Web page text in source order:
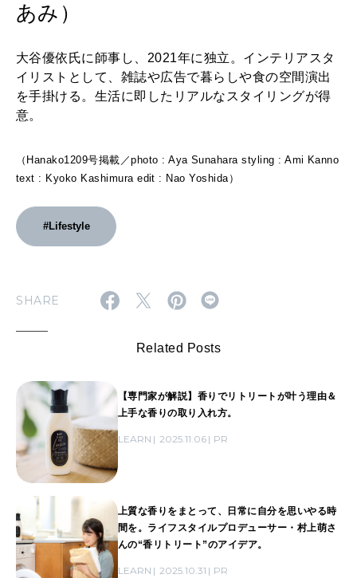
あみ）
大谷優依氏に師事し、2021年に独立。インテリアスタ
イリストとして、雑誌や広告で暮らしや食の空間演出
を手掛ける。生活に即したリアルなスタイリングが得
意。
（Hanako1209号掲載／photo : Aya Sunahara styling : Ami Kanno
text : Kyoko Kashimura edit : Nao Yoshida）
#Lifestyle
SHARE
Related Posts
【専門家が解説】香りでリトリートが叶う理由＆
上手な香りの取り入れ方。
LEARN 2025.11.06 PR
上質な香りをまとって、日常に自分を思いやる時
間を。ライフスタイルプロデューサー・村上萌さ
んの“香リトリート”のアイデア。
LEARN 2025.10.31 PR